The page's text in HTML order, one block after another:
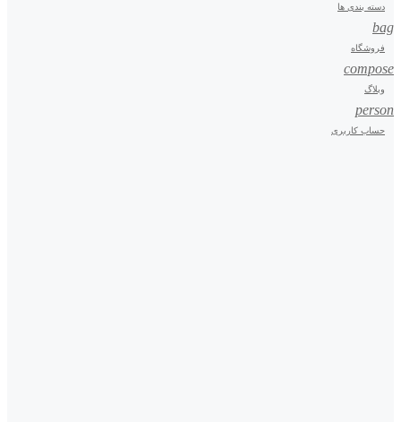
دسته بندی ها
bag
فروشگاه
compose
وبلاگ
person
حساب کاربری